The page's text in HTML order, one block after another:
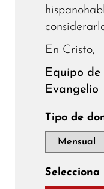
En Cristo,
Equipo de
Evangelio
Tipo de
Selecciona